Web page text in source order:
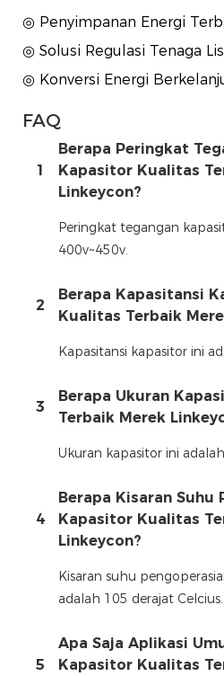
◎ Penyimpanan Energi
◎ Solusi Regulasi Tenaga
◎ Konversi Energi
FAQ
1
Berapa Peringkat
Kapasitor Kualitas
Linkeycon?
Peringkat tegangan
400v~450v.
2
Berapa Kapasitansi
Kualitas Terbaik
Kapasitansi kapasitor ini
3
Berapa Ukuran
Terbaik Merek
Ukuran kapasitor ini
4
Berapa Kisaran Suhu
Kapasitor Kualitas
Linkeycon?
Kisaran suhu
adalah 105 derajat Celcius.
5
Apa Saja Aplikasi
Kapasitor Kualitas